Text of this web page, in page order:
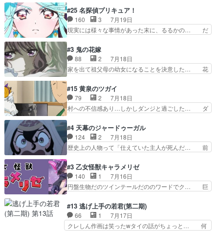
母親を失い、アウェーの… ３話の地味に好きポイ
ントは、冒頭でララが… ボクシング部部員たちの
設定を公開！辻さん…
家事を頑張り過ぎてテストの結果が酷く… 糸ちゃ
んと源くん、類くんのお買い物シーン… ３話にし
てもう普通に物語が楽しみになっち… 類くんの将
来の夢が微笑ましいまだまだ甘え… 前髪ぱっつん
活するようになってからの話… 最後の「かわい
い」の破壊力よ…あれは成田… 糸と4人の弟の関
わり方がどう変化していく…
#25 名探偵プリキュア！
160 3
7月19日
現実には様々な事情があった末に、るるかの… だ
レール編の始まり、エリザさんの回で「… 「マジ
ラ」と言えば同時上映の「公タロウ」… キュアエ
クレールはやっぱりくれあだったか… エクレール
は誰だ編、遂に答え合わせの時だ… これで自分も
の何もない日常※もっと密着… LIMITかも知れな
い。キュアエクレール… ・解決編、完全に前4話
で謎解きさせるスタ…
#3 鬼の花嫁
88 2
7月18日
家を出て祖父母の幼女になることを決意した… 花
コミどころが多すぎてある意味おもしろ… 胸が凄
くスカッっとしたずっと苦痛を伴って… 祖父母に
人の心があってよかった。それにし… 柚子が家族
と決別する回柚子を傷つけた瑶太… 今期のアニメ
守る姿や祖母の語る玲夜の眼… 常に言ってるけ
ど、ラブコメの主役にも魅力… 家族にずっと理不
尽に虐げられ、我慢を強い…
#15 黄泉のツガイ
79 2
7月18日
村への不信感あり…しかしダンジと過ごした… ダ
ジとの思い出を振り返るユルの表情が本… それぞ
れの思惑が複雑に絡み合い、物語がさ… ユルは一
人になりたいのに、犬がそっと寄り… ダンジが
「俺は側にいる」と言ってくれた幼… 偽りだけで
存在だったからこそ真実が重く… これまで積み重
ねてきた信頼があるからこそ… 一瞬スタッフのユ
ーモア全開爆笑シーンが普…
#4 天幕のジャードゥーガル
124 2
7月18日
歴史上の人物って「仕えていた主人が死んだ… 前
した側にも人としての温かい暮らしがあ… ソルコ
クタニは本を奪うために起こった悲劇… 原論はあ
なた達には当たり前でも私達には始… 周りの同胞
がモンゴルの暮らしに慣れていく… 「肉の味を
になんか既視感を覚えるけどな… ソルコクタニが
憎むべき人であり、かつての… ラストの展開でぞ
くっとした。そういう方向…
#3 乙女怪獣キャラメリゼ
140 1
7月16日
円盤生物だのツインテールだののワードでク… 巨
クロたんのちょっとしたサービスカット… 面白い
設定の作品だね。夢の国デート回は怪… 結構評判
になってたので見てみたけど、評判… 今時初デー
トでそのチョイスは一発アウトだ… 結構、少女マ
#13 逃げ上手の若君(第二期)
66 1
7月17日
クレしん作画は笑ったwタイの話がちょっと… 何